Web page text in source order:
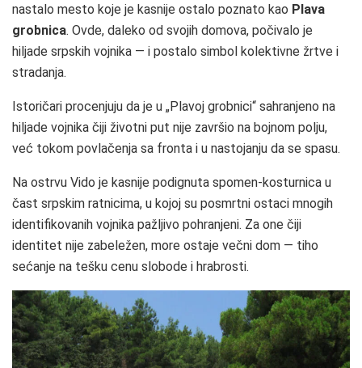
nastalo mesto koje je kasnije ostalo poznato kao Plava
grobnica. Ovde, daleko od svojih domova, počivalo je
hiljade srpskih vojnika — i postalo simbol kolektivne žrtve i
stradanja.
Istoričari procenjuju da je u „Plavoj grobnici“ sahranjeno na
hiljade vojnika čiji životni put nije završio na bojnom polju,
već tokom povlačenja sa fronta i u nastojanju da se spasu.
Na ostrvu Vido je kasnije podignuta spomen‑kosturnica u
čast srpskim ratnicima, u kojoj su posmrtni ostaci mnogih
identifikovanih vojnika pažljivo pohranjeni. Za one čiji
identitet nije zabeležen, more ostaje večni dom — tiho
sećanje na tešku cenu slobode i hrabrosti.